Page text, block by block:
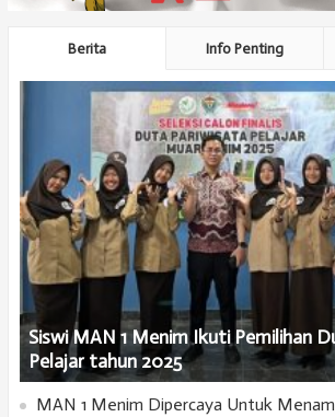
Berita Info Penting
Siswi MAN 1 Menim Ikuti Pemilihan
Pelajar tahun 2025
MAN 1 Menim Dipercaya Untuk